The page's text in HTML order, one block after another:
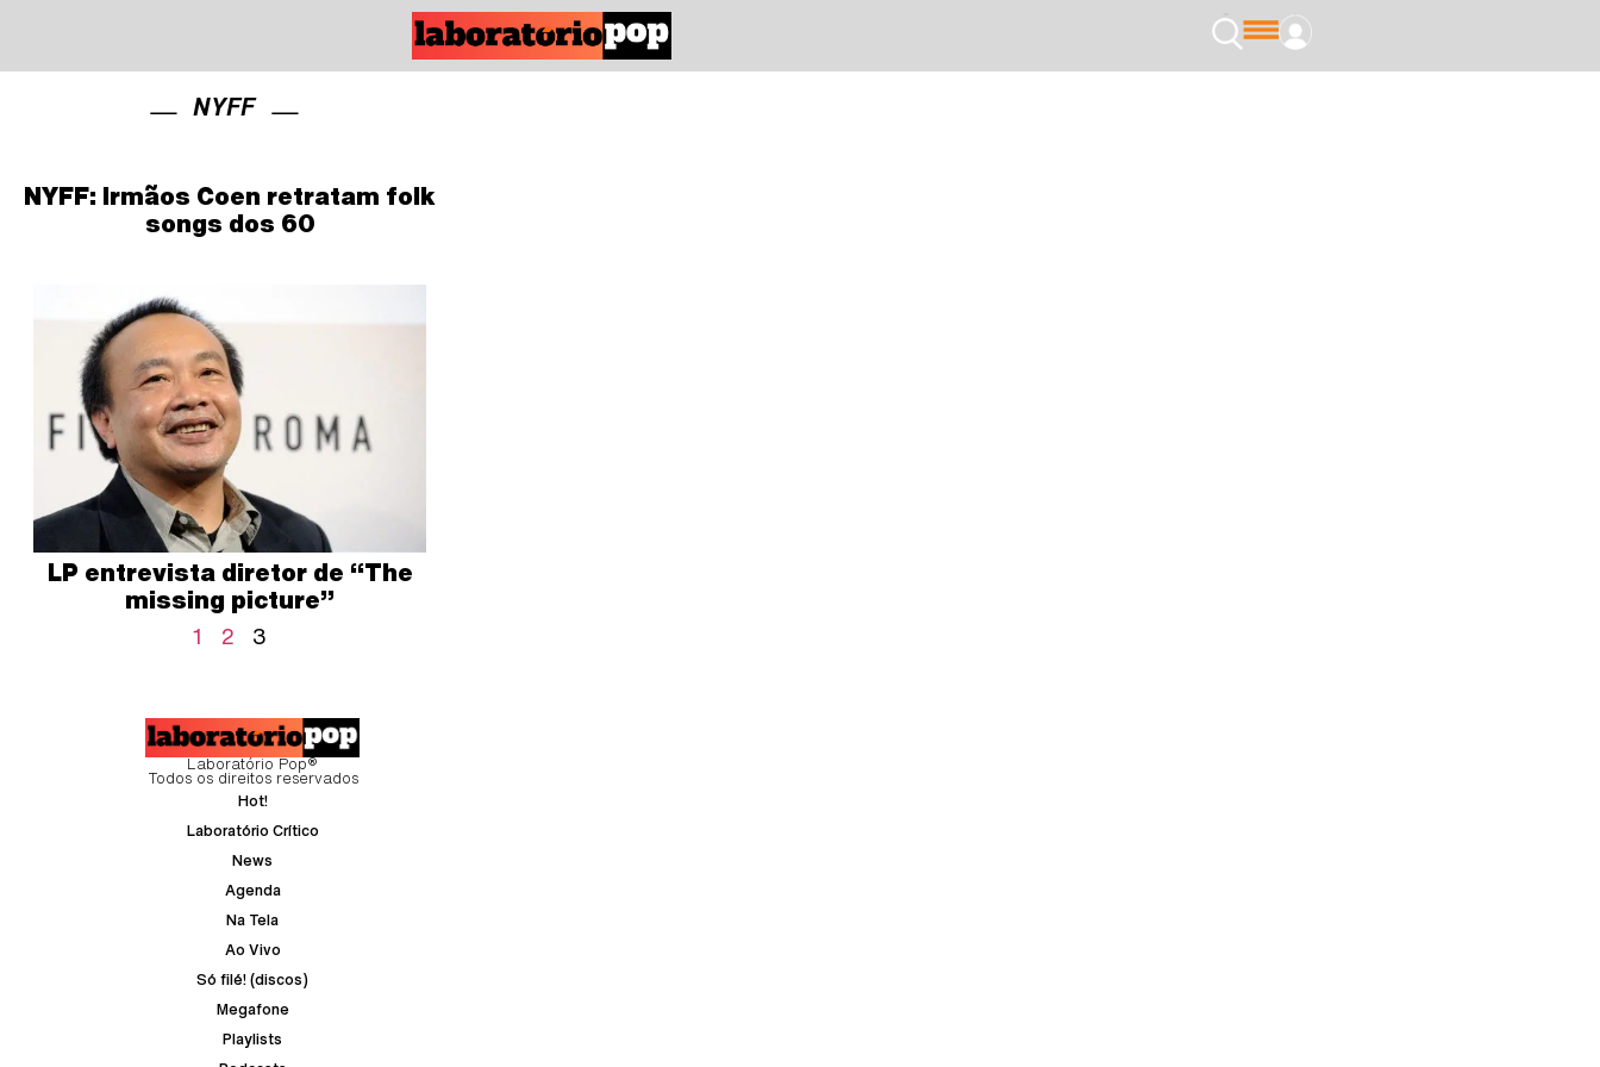
NYFF
NYFF: Irmãos Coen retratam folk
songs dos 60
LP entrevista diretor de “The
missing picture”
1 2 3
Laboratório Pop®
Todos os direitos reservados
Hot!
Laboratório Crítico
News
Agenda
Na Tela
Ao Vivo
Só filé! (discos)
Megafone
Playlists